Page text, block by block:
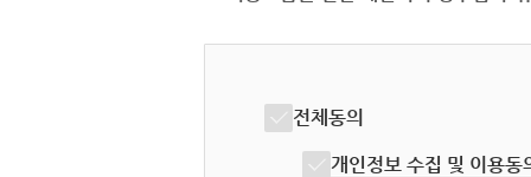
전체동의
개인정보 수집 및 이용동